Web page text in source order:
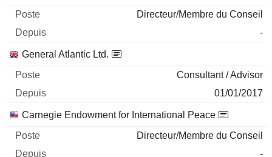
Directeur/Membre du Conseil
-
General Atlantic Ltd.
Consultant / Advisor
01/01/2017
Carnegie Endowment for International Peace
Directeur/Membre du Conseil
-